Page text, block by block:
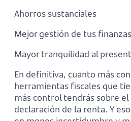
Ahorros sustanciales
Mejor gestión de tus
Mayor tranquilidad al
En definitiva, cuanto más
herramientas fiscales que
más control tendrás sobre
declaración de la renta. Y